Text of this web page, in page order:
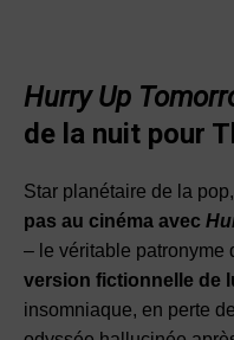
Hurry Up
de la nuit pour
Star planétaire de la pop,
pas au cinéma avec
– le véritable patronyme
version fictionnelle de
insomniaque, en perte